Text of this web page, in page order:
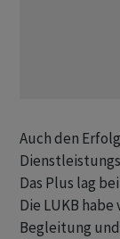
Auch den
Das Plus lag
Die LUKB
Begleitung